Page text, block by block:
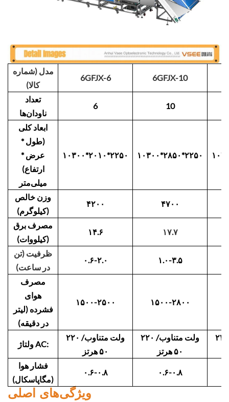
مدل (شماره
کالا)
6GFJX-6 6GFJX-10
تعداد
ناودان‌ها
6 10
ابعاد کلی
(طول *
عرض *
ارتفاع)
میلی‌متر
۱۰۳۰۰*۲۰۱۰*۲۲۵۰ ۱۰۳۰۰*۲۸۵۰*۲۲۵۰
وزن خالص
(کیلوگرم)
۴۲۰۰ ۴۷۰۰
مصرف برق
(کیلووات)
۱۴.۶ ۱۷.۷
ظرفیت (تن
در ساعت)
۰.۶-۲.۰ ۱.۰-۳.۵
مصرف
هوای
فشرده (لیتر
در دقیقه)
۱۵۰۰-۲۵۰۰ ۱۵۰۰-۲۸۰۰
ولتاژ AC:
۲۲۰ ولت متناوب/
۵۰ هرتز
۲۲۰ ولت متناوب/
۵۰ هرتز
ولت متناوب/
فشار هوا
(مگاپاسکال)
۰.۶-۰.۸ ۰.۶-۰.۸
ویژگی‌های اصلی